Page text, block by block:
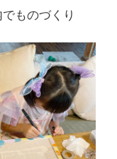
ものづくり